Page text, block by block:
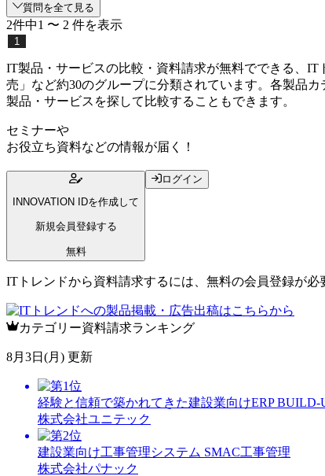
質問を全て見る
2件中1 〜 2 件を表示
1
IT製品・サービスの比較・資料請求が無料でできる、
売」など約30のグループに分類されています。各製品
製品・サービスを探して比較することもできます。
セミナーや
お役立ち資料などの情報が届く！
INNOVATION IDを作成して
新規会員登録する
無料
ログイン
ITトレンドから資料請求するには、無料の会員登録が必
カテゴリー資料請求ランキング
8月3日(月) 更新
経験と信頼で築かれてきた建設業向けERP BUILD-
株式会社ユニテック
建設業向け工事管理システム SMAC工事管理
株式会社パナック